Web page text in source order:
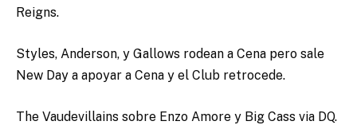
Reigns.
Styles, Anderson, y Gallows rodean a Cena pero sale
New Day a apoyar a Cena y el Club retrocede.
The Vaudevillains sobre Enzo Amore y Big Cass via DQ.